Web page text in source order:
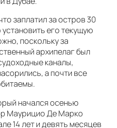
заплатил за остров 30
его текущую
поскольку за
архипелаг был
каналы,
а почти все
начался осенью
Маурицио Де Марко
14 лет и девять месяцев